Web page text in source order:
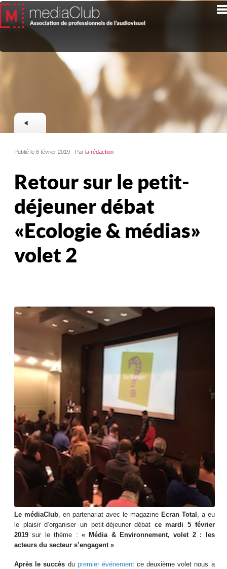
Publié le 6 février 2019 - Parla rédaction
Retour sur le petit-
déjeuner débat
« Ecologie & médias »
volet 2
Le médiaClub, en partenariat avec le magazine Ecran Total , a eu
le plaisir d’organiser un petit-déjeuner débat ce mardi 5 février
2019 sur le thème : « Média & Environnement, volet 2 : les
acteurs du secteur s’engagent »
Après le succès du premier événementce deuxième volet nous a